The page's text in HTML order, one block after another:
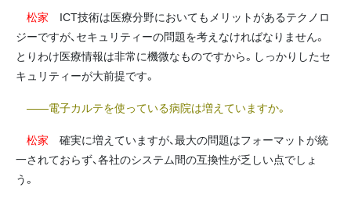
松家 ICT技術は医療分野においてもメリットがあるテクノロ
ジーですが、セキュリティーの問題を考えなければなりません。
とりわけ医療情報は非常に機微なものですから。しっかりしたセ
キュリティーが大前提です。
――電子カルテを使っている病院は増えていますか。
松家 確実に増えていますが、最大の問題はフォーマットが統
一されておらず、各社のシステム間の互換性が乏しい点でしょ
う。